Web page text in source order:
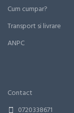
Cum cumpar?
Transport si livrare
ANPC
Contact
0720338671